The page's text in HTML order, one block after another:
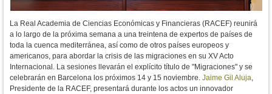
La Real Academia de Ciencias Económicas y Financieras (RACEF) reunirá
a lo largo de la próxima semana a una treintena de expertos de países de
toda la cuenca mediterránea, así como de otros países europeos y
americanos, para abordar la crisis de las migraciones en su XV Acto
Internacional. La sesiones llevarán el explícito título de "Migraciones" y se
celebrarán en Barcelona los próximos 14 y 15 noviembre. Jaime Gil Aluja,
Presidente de la RACEF, presentará durante los actos un innovador